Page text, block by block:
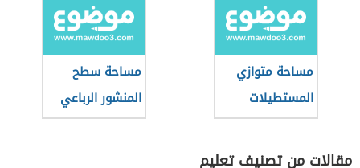
مساحة متوازي
المستطيلات
مساحة سطح
المنشور الرباعي
مقالات من تصنيف تعليم